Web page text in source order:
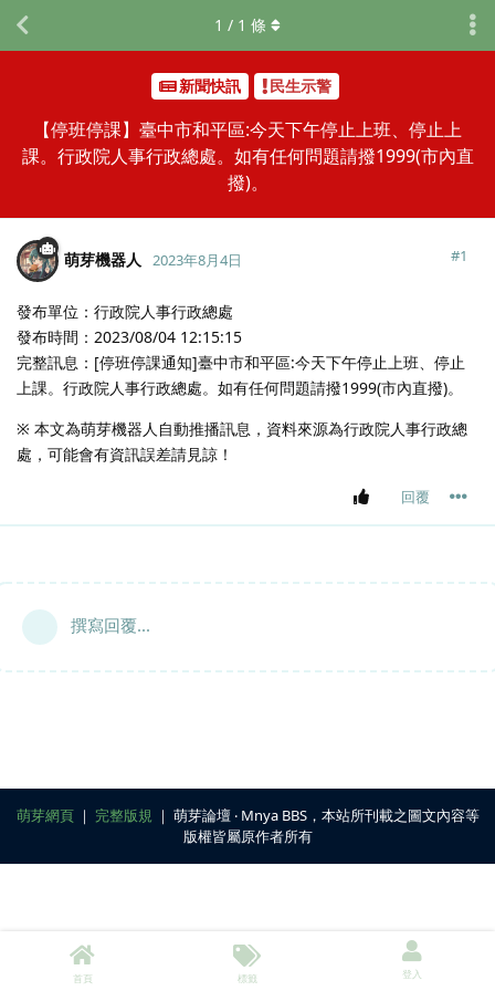
新聞快訊 民生示警
【停班停課】臺中市和平區:今天下午停止上班、停止上
課。行政院人事行政總處。如有任何問題請撥1999(市內直
撥)。
1 / 1 條
萌芽機器人 2023年8月4日 #1
發布單位：行政院人事行政總處
發布時間：2023/08/04 12:15:15
完整訊息：[停班停課通知]臺中市和平區:今天下午停止上班、停止
上課。行政院人事行政總處。如有任何問題請撥1999(市內直撥)。
※ 本文為萌芽機器人自動推播訊息，資料來源為行政院人事行政總
處，可能會有資訊誤差請見諒！
回覆
撰寫回覆...
萌芽網頁｜ 完整版規 ｜ 萌芽論壇 ‧ Mnya BBS，本站所刊載之圖文內容等
版權皆屬原作者所有
首頁 標籤 登入